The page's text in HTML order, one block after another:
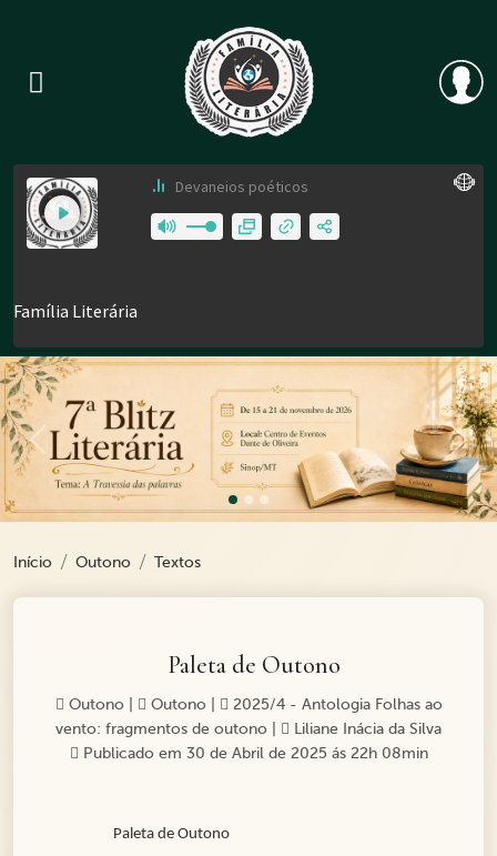
Previous
Início Outono Textos
Paleta de Outono
Outono| Outono|
2025/4 - Antologia Folhas ao
vento: fragmentos de outono
Liliane Inácia da Silva
Publicado em 30 de Abril de 2025 ás 22h 08min
Paleta de Outono